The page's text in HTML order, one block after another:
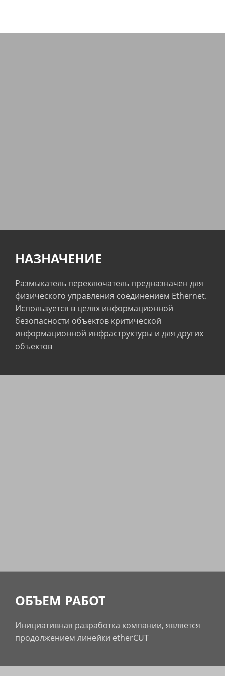
НАЗНАЧЕНИЕ
Размыкатель переключатель предназначен для
физического управления соединением Ethernet.
Используется в целях информационной
безопасности объектов критической
информационной инфраструктуры и для других
объектов
ОБЪЕМ РАБОТ
Инициативная разработка компании, является
продолжением линейки etherCUT